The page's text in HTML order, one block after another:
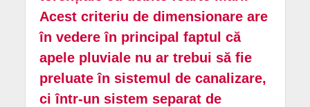
Acest criteriu de dimensionare are
în vedere în principal faptul că
apele pluviale nu ar trebui să fie
preluate în sistemul de canalizare,
ci într-un sistem separat de